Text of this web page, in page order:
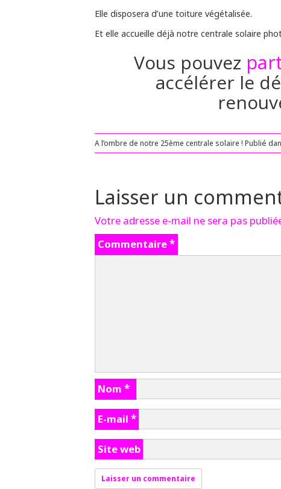
Elle disposera d’une toiture végétalisée.
Et elle accueille déjà notre centrale solaire
Vous pouvez
accélérer le
A l’ombre de notre 25ème centrale solaire ! Publié
Laisser un
Votre adresse e-mail ne sera pas
Commentaire*
Nom *
E-mail *
Site web